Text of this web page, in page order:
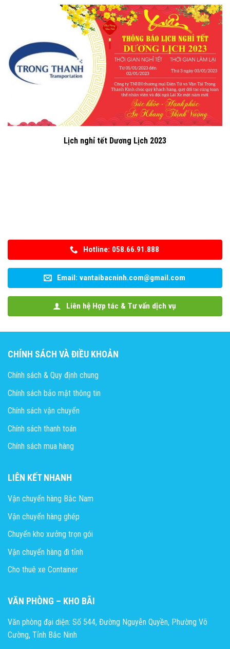
Lịch nghỉ tết Dương Lịch 2023
Hotline: 058.66.91.888
Email: vantaibacninh.com@gmail.com
Liên hệ Hợp tác & Tư vấn dịch vụ
CHÍNH SÁCH VÀ ĐIỀU KHOẢN
Chính sách & Quy định chung
Chính sách bảo mật thông tin
Chính sách vận chuyển
Chính sách thanh toán
Chính sách mua hàng
LIÊN KẾT NHANH
Vận chuyển hàng Bắc Nam
Vận chuyển hàng ghép
Chuyển kho xưởng trọn gói
Vận chuyển hàng đi tỉnh
Cho thuê xe Container
VĂN PHÒNG – KHO BÃI
Văn phòng đại diện: Số 544, Đường Nguyễn Quyền, Phường Võ
Cường, Tỉnh Bắc Ninh